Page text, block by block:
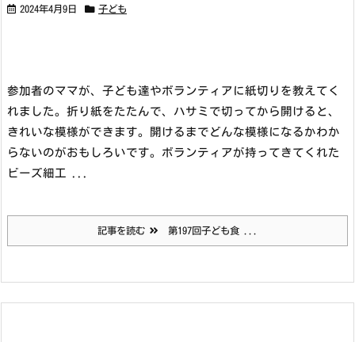
2024年4月9日 子ども
参加者のママが、子ども達やボランティアに紙切りを教えてく
れました。折り紙をたたんで、ハサミで切ってから開けると、
きれいな模様ができます。開けるまでどんな模様になるかわか
らないのがおもしろいです。ボランティアが持ってきてくれた
ビーズ細工 ...
記事を読む 第197回子ども食 ...